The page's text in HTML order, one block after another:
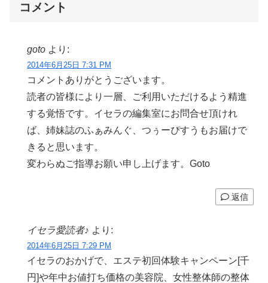
コメント
goto より:
2014年6月25日 7:31 PM
コメントありがとうございます。
読者の皆様により一層、ご利用いただけるよう精進
する覚悟です。イセラの編集室にお問合せ頂けれ
ば、姉妹誌のふぁみんぐ、つぅーぴすうもお届けで
きると思います。
変わらぬご指導お願い申し上げます。Goto
返信
イセラ愛読者♪ より:
2014年6月25日 7:29 PM
イセラのおかげで、エステ初回体験キャンペーン[千
円]や年中お値打ち価格の美容院、女性整体師の整体